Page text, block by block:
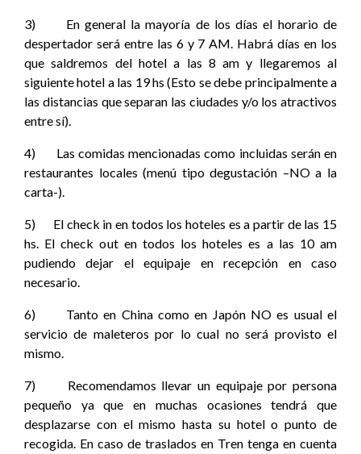
3) En general la mayoría de los días el horario de
despertador será entre las 6 y 7 AM. Habrá días en los
que saldremos del hotel a las 8 am y llegaremos al
siguiente hotel a las 19 hs (Esto se debe principalmente a
las distancias que separan las ciudades y/o los atractivos
entre sí).
4) Las comidas mencionadas como incluidas serán en
restaurantes locales (menú tipo degustación –NO a la
carta-).
5) El check in en todos los hoteles es a partir de las 15
hs. El check out en todos los hoteles es a las 10 am
pudiendo dejar el equipaje en recepción en caso
necesario.
6) Tanto en China como en Japón NO es usual el
servicio de maleteros por lo cual no será provisto el
mismo.
7) Recomendamos llevar un equipaje por persona
pequeño ya que en muchas ocasiones tendrá que
desplazarse con el mismo hasta su hotel o punto de
recogida. En caso de traslados en Tren tenga en cuenta